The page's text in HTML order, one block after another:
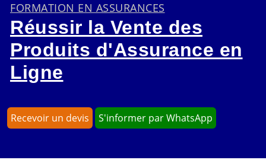
FORMATION EN ASSURANCES
Réussir la Vente des
Produits d'Assurance en
Ligne
Recevoir un devis S'informer par WhatsApp